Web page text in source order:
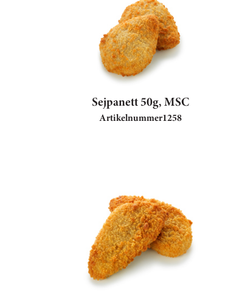
Sejpanett 50g, MSC
Artikelnummer1258